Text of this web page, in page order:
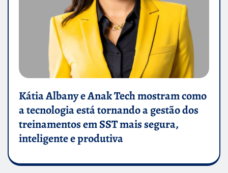
Kátia Albany e Anak Tech mostram como
a tecnologia está tornando a gestão dos
treinamentos em SST mais segura,
inteligente e produtiva